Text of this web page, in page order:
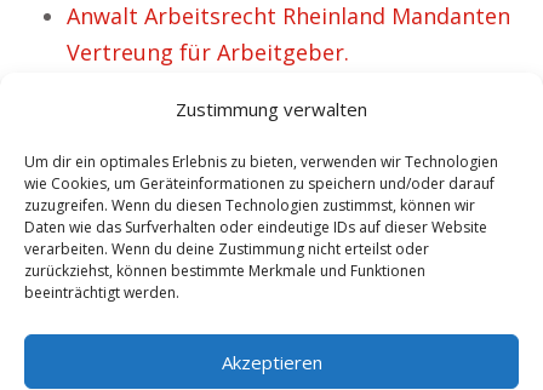
Zustimmung verwalten
Um dir ein optimales Erlebnis zu bieten, verwenden wir Technologien
wie Cookies, um Geräteinformationen zu speichern und/oder darauf
zuzugreifen. Wenn du diesen Technologien zustimmst, können wir
Daten wie das Surfverhalten oder eindeutige IDs auf dieser Website
verarbeiten. Wenn du deine Zustimmung nicht erteilst oder
zurückziehst, können bestimmte Merkmale und Funktionen
beeinträchtigt werden.
Akzeptieren
Anwalt Arbeitsrecht Rheinland Mandanten
Vertreung für Arbeitgeber.
Arbeitsrecht Esens.
Rechtsanwalt Borgholzhausen Fachanwalt
für IT- und Arbeitsrecht.
Anwalt Arbeitsrecht Waltrop – Über 49
glückliche Kunden.
Anwalt Arbeitsrecht Bad Breisig – Gina
glaubt wieder an das Rechtssystem.